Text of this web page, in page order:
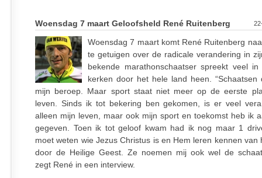
Woensdag 7 maart Geloofsheld René Ruitenberg
Woensdag 7 maart komt René Ruitenberg
te getuigen over de radicale verandering in
bekende marathonschaatser spreekt veel in
kerken door het hele land heen. “Schaatsen
mijn beroep. Maar sport staat niet meer op de eerste
leven. Sinds ik tot bekering ben gekomen, is er veel
alleen mijn leven, maar ook mijn sport en toekomst heb ik
gegeven. Toen ik tot geloof kwam had ik nog maar 1
moet weten wie Jezus Christus is en Hem leren kennen van
door de Heilige Geest. Ze noemen mij ook wel de
zegt René in een interview.